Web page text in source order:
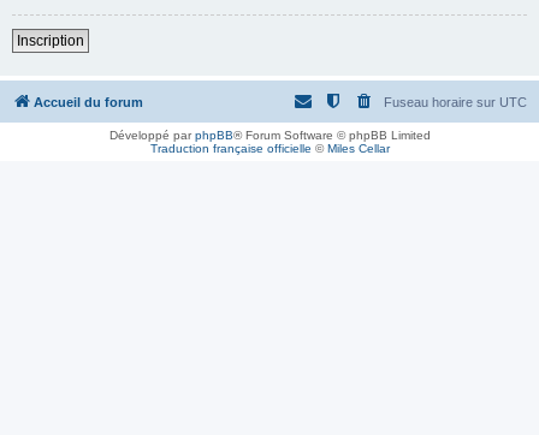
Inscription
Accueil du forum Fuseau horaire sur UTC
Développé parphpBB® Forum Software © phpBB Limited
Traduction française officielle ©Miles Cellar